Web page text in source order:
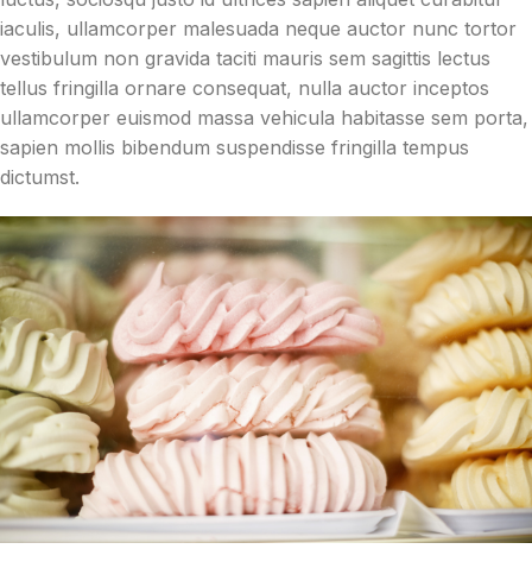
iaculis, ullamcorper malesuada neque auctor nunc tortor
vestibulum non gravida taciti mauris sem sagittis lectus
tellus fringilla ornare consequat, nulla auctor inceptos
ullamcorper euismod massa vehicula habitasse sem porta,
sapien mollis bibendum suspendisse fringilla tempus
dictumst.